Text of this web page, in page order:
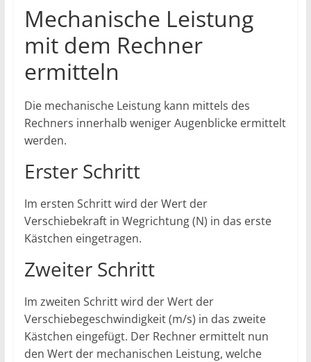
Mechanische Leistung
mit dem Rechner
ermitteln
Die mechanische Leistung kann mittels des
Rechners innerhalb weniger Augenblicke ermittelt
werden.
Erster Schritt
Im ersten Schritt wird der Wert der
Verschiebekraft in Wegrichtung (N) in das erste
Kästchen eingetragen.
Zweiter Schritt
Im zweiten Schritt wird der Wert der
Verschiebegeschwindigkeit (m/s) in das zweite
Kästchen eingefügt. Der Rechner ermittelt nun
den Wert der mechanischen Leistung, welche